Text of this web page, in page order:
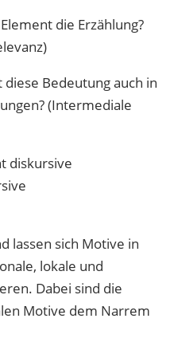
die Erzählung?
Bedeutung auch in
(Intermediale
diskursive
lassen sich Motive in
lokale und
Dabei sind die
Motive dem Narrem